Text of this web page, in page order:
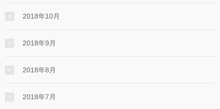
2018年10月
2018年9月
2018年8月
2018年7月